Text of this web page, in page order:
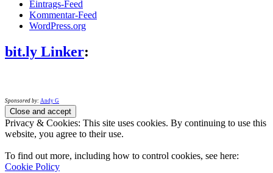
Eintrags-Feed
Kommentar-Feed
WordPress.org
bit.ly Linker:
Sponsored by: Andy G
Privacy & Cookies: This site uses cookies. By continuing to use this
website, you agree to their use.
To find out more, including how to control cookies, see here:
Cookie Policy